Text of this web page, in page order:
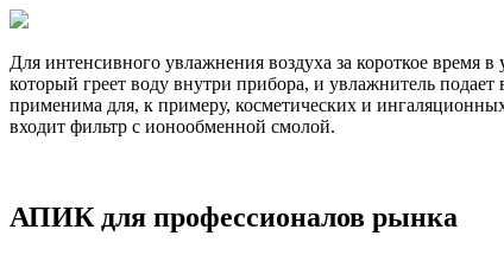
Для интенсивного увлажнения воздуха за короткое время
который греет воду внутри прибора, и увлажнитель
применима для, к примеру, косметических и
входит фильтр с ионообменной смолой.
АПИК для профессионалов рынка